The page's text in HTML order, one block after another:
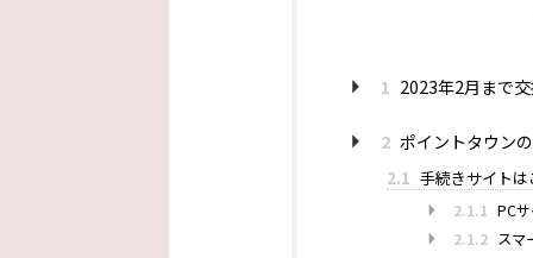
1 2023年2月まで
2 ポイントタウン
2.1 手続きサイトは
2.1.1 PC
2.1.2 スマ